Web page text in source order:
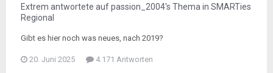
Extrem antwortete aufpassion_2004's Thema in SMARTies
Regional
Gibt es hier noch was neues, nach 2019?
20. Juni 2025 4.171 Antworten